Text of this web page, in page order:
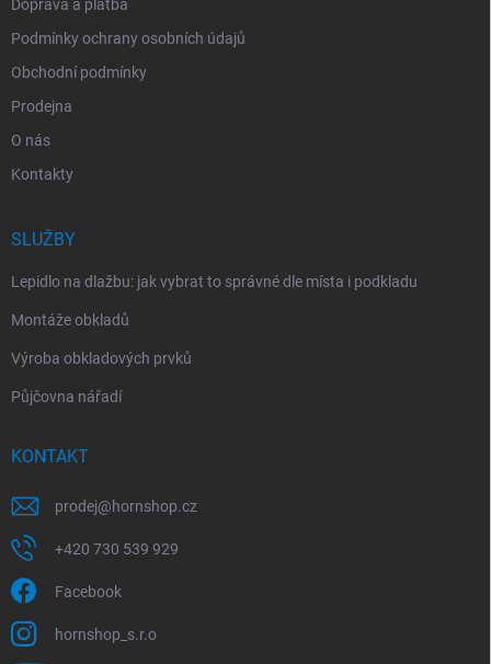
Doprava a platba
Podmínky ochrany osobních údajů
Obchodní podmínky
Prodejna
O nás
Kontakty
SLUŽBY
Lepidlo na dlažbu: jak vybrat to správné dle místa i podkladu
Montáže obkladů
Výroba obkladových prvků
Půjčovna nářadí
KONTAKT
prodej@hornshop.cz
+420 730 539 929
Facebook
hornshop_s.r.o